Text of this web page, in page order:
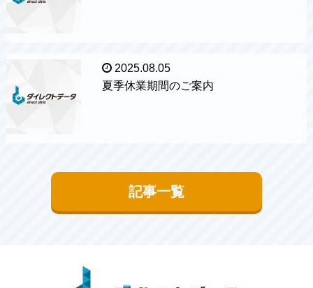
2025.08.05
夏季休業期間のご案内
記事一覧